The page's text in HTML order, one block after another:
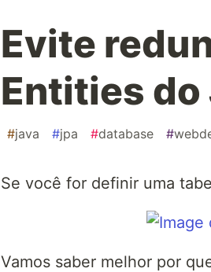
Evite
Entities do
#java #jpa #database #
Se você for definir uma
Vamos saber melhor por